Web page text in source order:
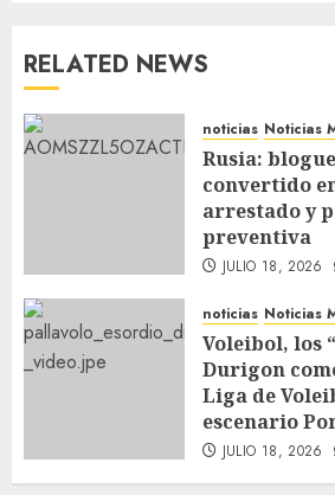
RELATED NEWS
noticias Noticias
Rusia:
convertido
arrestado y
preventiva
JULIO 18, 2026
noticias Noticias
Voleibol, los
Durigon
Liga de
escenario
JULIO 18, 2026